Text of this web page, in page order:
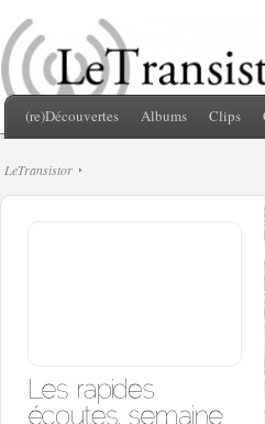
(re)Découvertes Albums Clips
LeTransistor